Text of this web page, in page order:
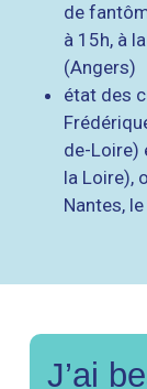
de
à 15h, à
(Angers)
état des
de-Loire)
la Loire),
Nantes,
J’ai